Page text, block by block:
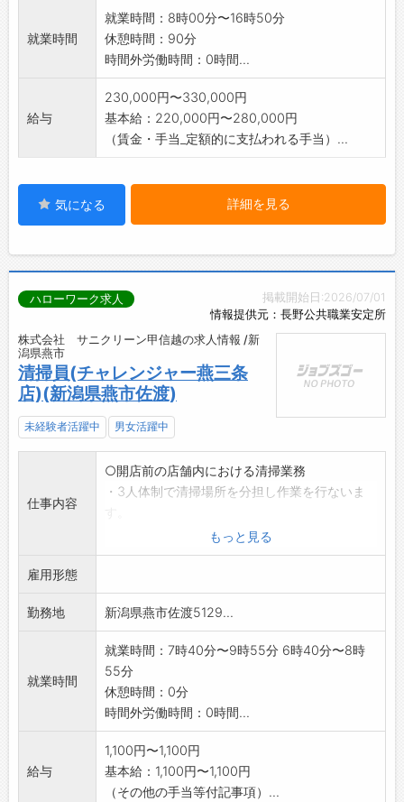
変
更範囲:変更なし
就業時間
就業時間：8時00分〜16時50分
休憩時間：90分
時間外労働時間：0時間...
給与
230,000円〜330,000円
基本給：220,000円〜280,000円
（賃金・手当_定額的に支払われる手当）...
気になる 詳細を見る
掲載開始日:2026/07/01
情報提供元：長野公共職業安定所
ハローワーク求人
株式会社 サニクリーン甲信越の求人情報 /新
潟県燕市
清掃員(チャレンジャー燕三条
店)(新潟県燕市佐渡)
未経験者活躍中 男女活躍中
仕事内容
○開店前の店舗内における清掃業務
・3人体制で清掃場所を分担し作業を行ないま
※基本的には掃き掃除、モップ掛けが主です
が、
※当社ホームページもご覧ください。
※60歳以上の方の応募も歓迎します。
【変更範囲:変更なし】
もっと見る
雇用形態
勤務地 新潟県燕市佐渡5129...
就業時間
就業時間：7時40分〜9時55分 6時40分〜8時
55分
休憩時間：0分
時間外労働時間：0時間...
給与
1,100円〜1,100円
基本給：1,100円〜1,100円
（その他の手当等付記事項）...